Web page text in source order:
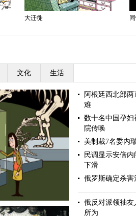
同性恋摄影获大奖
文化 生活
阿根廷西北部
难
数十名中国孕
院传唤
美制裁7名委内
民调显示安倍
下滑
俄罗斯确定杀
俄反对派领袖
所为